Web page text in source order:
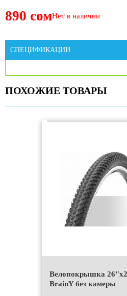
890 сомНет в наличии
СПЕЦИФИКАЦИИ
ПОХОЖИЕ ТОВАРЫ
Велопокрышка
BrainY без камеры